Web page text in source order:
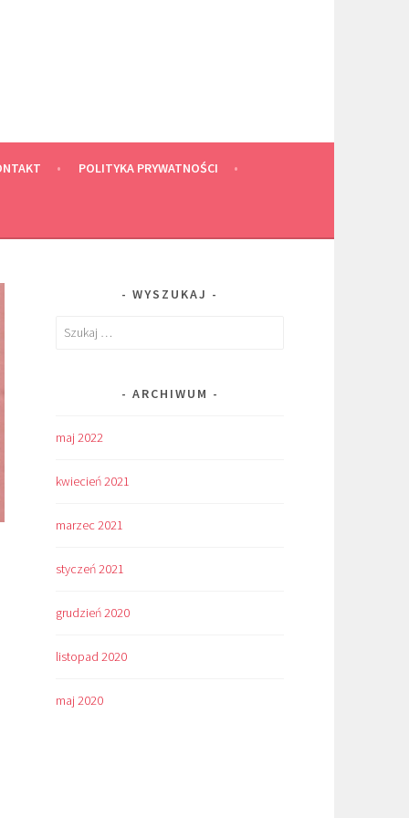
POLITYKA PRYWATNOŚCI
WYSZUKAJ
Szukaj:
ARCHIWUM
maj 2022
kwiecień 2021
marzec 2021
styczeń 2021
grudzień 2020
listopad 2020
maj 2020